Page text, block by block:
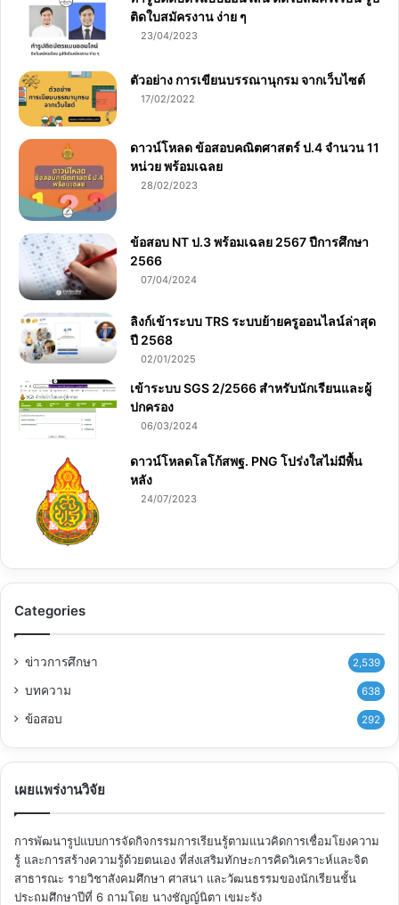
ติดใบสมัครงาน ง่าย ๆ
23/04/2023
ตัวอย่าง การเขียนบรรณานุกรม จากเว็บไซต์
17/02/2022
ดาวน์โหลด ข้อสอบคณิตศาสตร์ ป.4 จำนวน 11
หน่วย พร้อมเฉลย
28/02/2023
ข้อสอบ NT ป.3 พร้อมเฉลย 2567 ปีการศึกษา
2566
07/04/2024
ลิงก์เข้าระบบ TRS ระบบย้ายครูออนไลน์ล่าสุด
ปี 2568
02/01/2025
เข้าระบบ SGS 2/2566 สำหรับนักเรียนและผู้
ปกครอง
06/03/2024
ดาวน์โหลดโลโก้สพฐ. PNG โปร่งใสไม่มีพื้น
หลัง
24/07/2023
Categories
ข่าวการศึกษา 2,539
บทความ 638
ข้อสอบ 292
เผยแพร่งานวิจัย
การพัฒนารูปแบบการจัดกิจกรรมการเรียนรู้ตามแนวคิดการเชื่อมโยงความ
รู้ และการสร้างความรู้ด้วยตนเอง ที่ส่งเสริมทักษะการคิดวิเคราะห์และจิต
สาธารณะ รายวิชาสังคมศึกษา ศาสนา และวัฒนธรรมของนักเรียนชั้น
ประถมศึกษาปีที่ 6 ถามโดย นางชัญญ์นิตา เขมะรัง